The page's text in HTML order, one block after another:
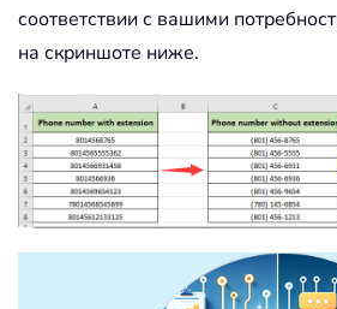
соответствии с вашими
на скриншоте ниже.